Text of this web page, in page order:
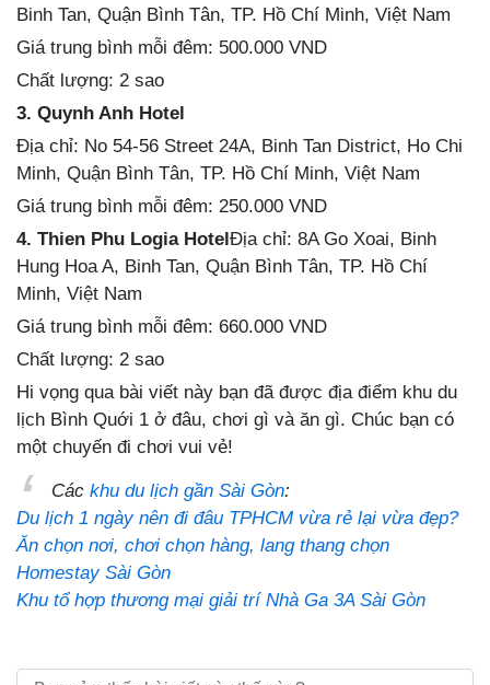
Binh Tan, Quận Bình Tân, TP. Hồ Chí Minh, Việt Nam
Giá trung bình mỗi đêm: 500.000 VND
Chất lượng: 2 sao
3. Quynh Anh Hotel
Địa chỉ: No 54-56 Street 24A, Binh Tan District, Ho Chi
Minh, Quận Bình Tân, TP. Hồ Chí Minh, Việt Nam
Giá trung bình mỗi đêm: 250.000 VND
4. Thien Phu Logia HotelĐịa chỉ: 8A Go Xoai, Binh
Hung Hoa A, Binh Tan, Quận Bình Tân, TP. Hồ Chí
Minh, Việt Nam
Giá trung bình mỗi đêm: 660.000 VND
Chất lượng: 2 sao
Hi vọng qua bài viết này bạn đã được địa điểm khu du
lịch Bình Quới 1 ở đâu, chơi gì và ăn gì. Chúc bạn có
một chuyến đi chơi vui vẻ!
Các khu du lịch gần Sài Gòn:
Du lịch 1 ngày nên đi đâu TPHCM vừa rẻ lại vừa đẹp?
Ăn chọn nơi, chơi chọn hàng, lang thang chọn
Homestay Sài Gòn
Khu tổ hợp thương mại giải trí Nhà Ga 3A Sài Gòn